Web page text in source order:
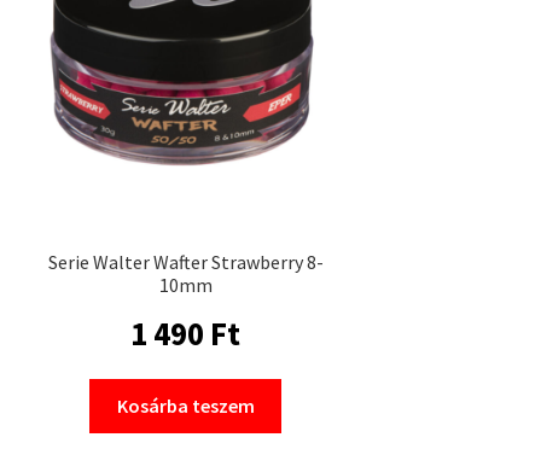
Serie Walter Wafter Strawberry 8-
10mm
1 490 Ft
Kosárba teszem